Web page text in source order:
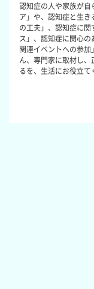
認知症の人や家族が
ア」や、認知症と生
の工夫」、認知症に
ス」、認知症に関心
関連イベントへの参
ん、専門家に取材し
るを、生活にお役立て